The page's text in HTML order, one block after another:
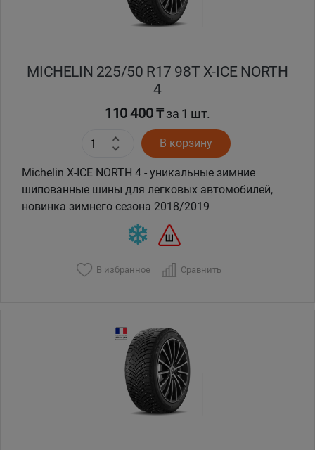
MICHELIN 225/50 R17 98T X-ICE NORTH
4
110 400 ₸за 1 шт.
В корзину
Michelin X-ICE NORTH 4 - уникальные зимние
шипованные шины для легковых автомобилей,
новинка зимнего сезона 2018/2019
В избранное Сравнить